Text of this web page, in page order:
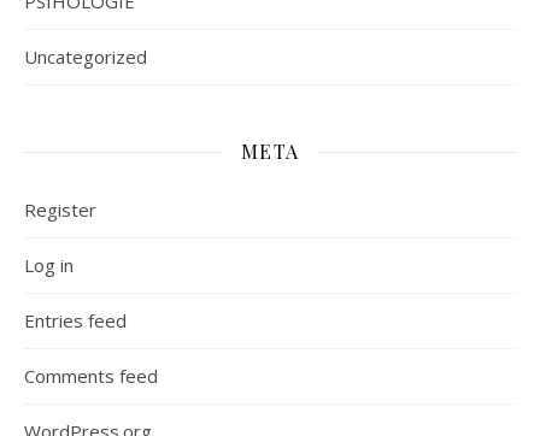
Uncategorized
META
Register
Log in
Entries feed
Comments feed
WordPress.org